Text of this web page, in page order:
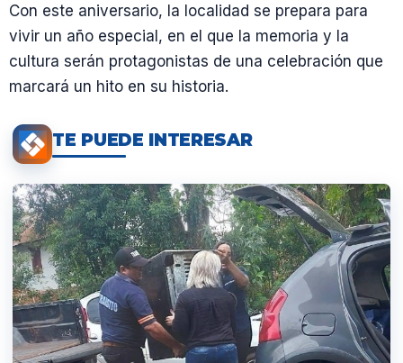
Con este aniversario, la localidad se prepara para
vivir un año especial, en el que la memoria y la
cultura serán protagonistas de una celebración que
marcará un hito en su historia.
TE PUEDE INTERESAR